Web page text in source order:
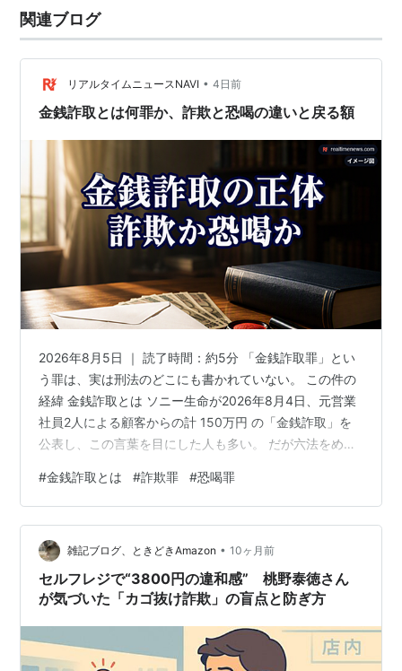
関連ブログ
リアルタイムニュースNAVI • 4日前
金銭詐取とは何罪か、詐欺と恐喝の違いと戻る額
2026年8月5日 ｜ 読了時間：約5分 「金銭詐取罪」とい
う罪は、実は刑法のどこにも書かれていない。 この件の
経緯 金銭詐取とは ソニー生命が2026年8月4日、元営業
社員2人による顧客からの計 150万円 の「金銭詐取」を
公表し、この言葉を目にした人も多い。 だが六法をめく
の正体は 詐欺罪 （刑法246条）か 恐喝罪 （刑法249
条）などで、もし詐取されたら、まず警察と振込先の金
融機関に連絡し、振り込め詐欺救済法で一部が戻る可能
性がある。 では、あなたがお金をだまし取られたとき、
それは何罪で、お金は本当に戻るのか。 この記事でわか
ること …
#金銭詐取とは #詐欺罪 #恐喝罪
雑記ブログ、ときどきAmazon • 10ヶ月前
セルフレジで“3800円の違和感” 桃野泰徳さん
が気づいた「カゴ抜け詐欺」の盲点と防ぎ方